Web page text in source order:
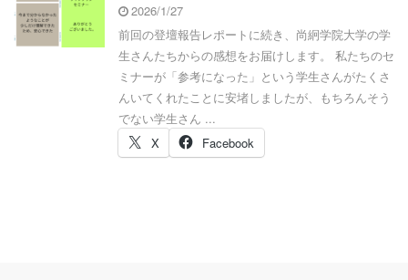
2026/1/27
前回の登壇報告レポートに続き、尚絅学院大学の学
生さんたちからの感想をお届けします。 私たちのセ
ミナーが「参考になった」という学生さんがたくさ
んいてくれたことに安堵しましたが、もちろんそう
でない学生さん ...
X
Facebook